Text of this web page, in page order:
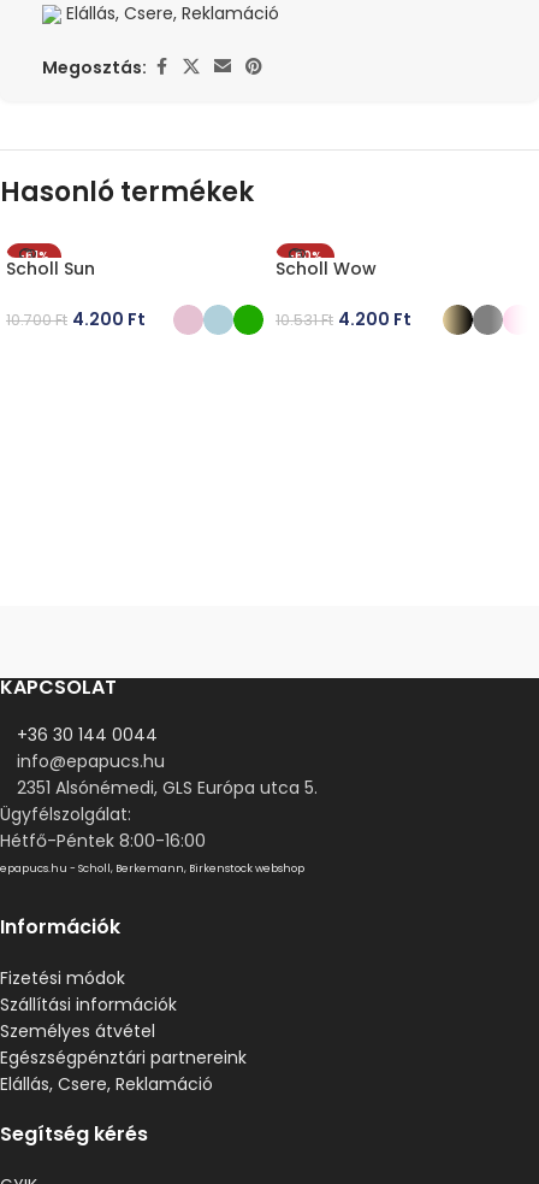
Elállás, Csere, Reklamáció
Megosztás:
Hasonló termékek
-61%
Scholl Sun
10.700Ft 4.200 Ft
-60%
Scholl Wow
10.531Ft 4.200 Ft
KAPCSOLAT
+36 30 144 0044
info@epapucs.hu
2351 Alsónémedi, GLS Európa utca 5.
Ügyfélszolgálat:
Hétfő-Péntek 8:00-16:00
epapucs.hu - Scholl, Berkemann, Birkenstock webshop
Információk
Fizetési módok
Szállítási információk
Személyes átvétel
Egészségpénztári partnereink
Elállás, Csere, Reklamáció
Segítség kérés